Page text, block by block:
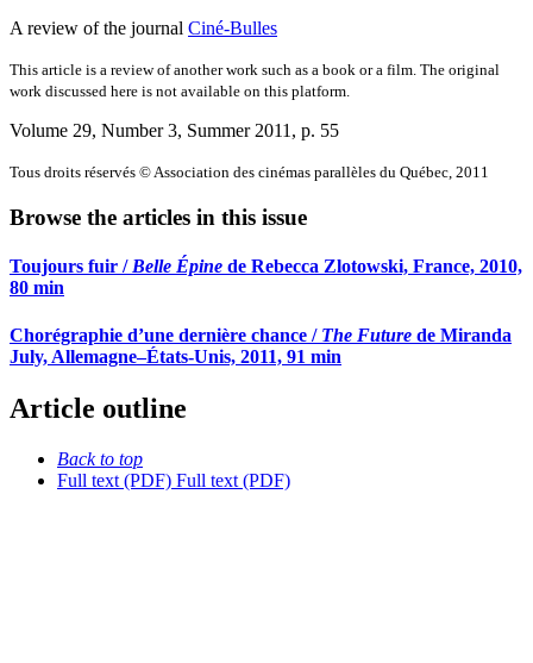
A review of the journal Ciné-Bulles
This article is a review of another work such as a book or a film. The original
work discussed here is not available on this platform.
Volume 29, Number 3, Summer 2011, p. 55
Tous droits réservés © Association des cinémas parallèles du Québec, 2011
Browse the articles in this issue
Toujours fuir /Belle Épine de Rebecca Zlotowski, France, 2010,
80 min
Chorégraphie d’une dernière chance / The Future de Miranda
July, Allemagne–États-Unis, 2011, 91 min
Article outline
Back to top
Full text (PDF) Full text (PDF)